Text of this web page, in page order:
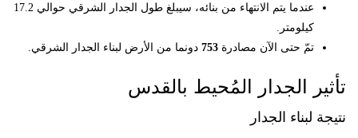
عندما يتم الانتهاء من بنائه، سيبلغ طول الجدار الشرقي حوالي 17.2
كيلومتر.
تمّ حتى الآن مصادرة 753 دونما من الأرض لبناء الجدار الشرقي.
تأثير الجدار المُحيط بالقدس
نتيجة لبناء الجدار